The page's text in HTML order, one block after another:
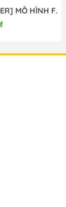
[PRE ORDER] MÔ HÌNH Firefly - Honkai Star Rail (Lunaria Studio) FIGURE CHÍNH HÃNG